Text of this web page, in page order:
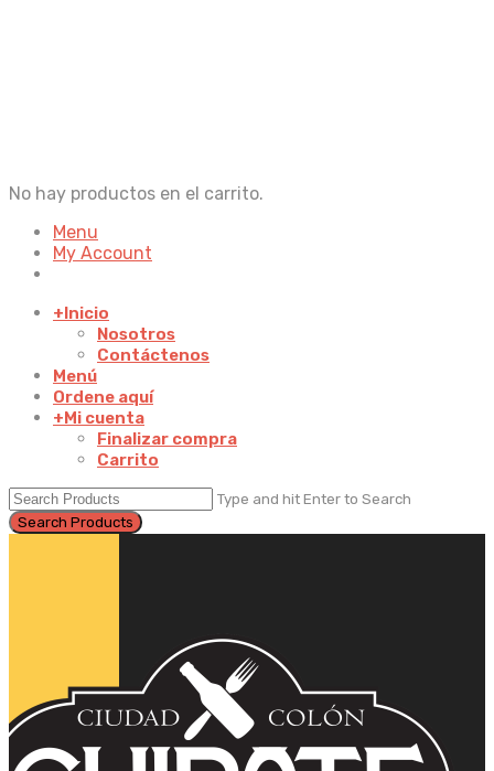
No hay productos en el carrito.
Menu
My Account
+Inicio
Nosotros
Contáctenos
Menú
Ordene aquí
+Mi cuenta
Finalizar compra
Carrito
Type and hit Enter to Search